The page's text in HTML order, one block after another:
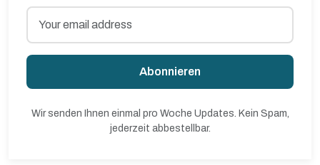
Abonnieren
Wir senden Ihnen einmal pro Woche Updates. Kein Spam,
jederzeit abbestellbar.